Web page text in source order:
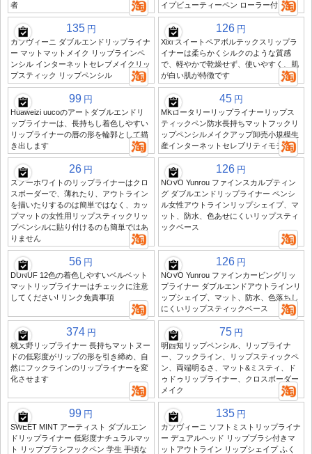
者
イプビューティーペン ローラー付き
135 円
カプヴィーニ ダブルエンドリップライナ
ー マットマットメイク リップラインペ
ンシル インターネットセレブメイクリッ
プスティック リップペンシル
126 円
Xixi スイートペアボルテックスリップラ
イナーは柔らかくシルクのような質感
で、軽やかで乾燥せず、使いやすく、肌
が白い肌が特徴です
99 円
Huaweizi uucoのアートダブルエンドリ
ップライナーは、長持ちし着色しやすい
リップライナーの唇の形を輪郭として描
き出します
45 円
MKロータリーリップライナーリップス
ティックペン防水長持ちマットフックリ
ップペンシルメイクアップ卸売小規模生
産インターネットセレブリティモデル
26 円
スノーホワイトのリップライナーはクロ
スボーダーで、薄れたり、アウトライン
を描いたりするのは簡単ではなく、カッ
プマットの女性用リップスティックリッ
プペンシルに貼り付けるのも簡単ではあ
りません
126 円
NOVO Yunrou ファインスカルプティン
グ ダブルエンドリップライナー ペンシ
ル女性アウトラインリップシェイプ、マ
ット、防水、色あせにくいリップスティ
ックベース
56 円
DUNUF 12色の着色しやすいベルベット
マットリップライナーはチェックに注意
してください! リンク免責事項
126 円
NOVO Yunrou ファインカービングリッ
プライナー ダブルエンドアウトラインリ
ップシェイプ、マット、防水、色落ちし
にくいリップスティックベース
374 円
桃又野リップライナー 長持ちマットヌー
ドの低彩度がリップの形を引き締め、自
然にフックラインのリップライナーを変
化させます
75 円
明西知リップペンシル、リップライナ
ー、フックライン、リップスティックペ
ン、両端明るさ、マット&ミスティ、ド
ゥドゥリップライナー、クロスボーダー
メイク
99 円
SWEET MINT アーティスト ダブルエン
ドリップライナー 低彩度ナチュラルマッ
ト リップブラシフックペン 学生 手頃な
135 円
カプヴィーニ ソフトミストリップライナ
ー デュアルヘッド リップブラシ付きマ
ットアウトライン リップシェイプ ふく